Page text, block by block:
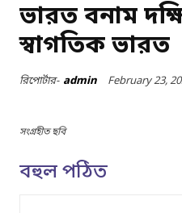
ভারত বনাম
স্বাগতিক ভারত
রিপোর্টার- admin February 23,
সংগ্রহীত ছবি
বহুল পঠিত